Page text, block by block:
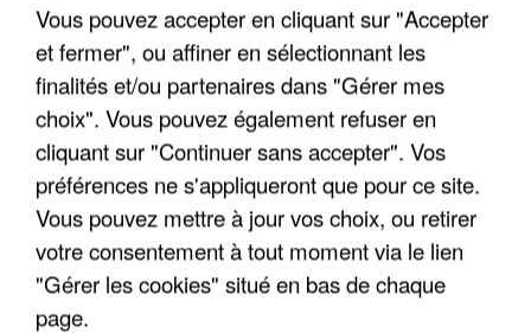
APRÈS TOUTES CES CANICULES, LES REFUGES
DE FAUNE SAUVAGE SONT...
Vous pouvez accepter en cliquant sur "Accepter
et fermer", ou affiner en sélectionnant les
finalités et/ou partenaires dans "Gérer mes
choix". Vous pouvez également refuser en
cliquant sur "Continuer sans accepter". Vos
préférences ne s'appliqueront que pour ce site.
Vous pouvez mettre à jour vos choix, ou retirer
votre consentement à tout moment via le lien
"Gérer les cookies" situé en bas de chaque
page.